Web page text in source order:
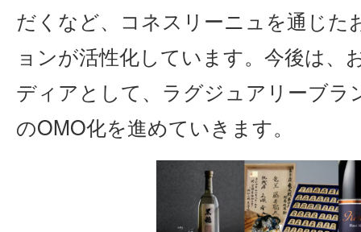
だくなど、コネスリーニュを通じた
ョンが活性化しています。今後は、
ディアとして、ラグジュアリーブラ
のOMO化を進めていきます。